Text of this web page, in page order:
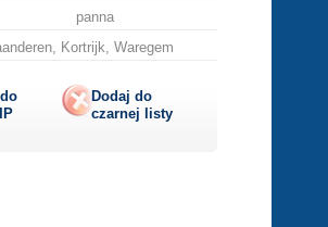
panna
Kortrijk, Waregem
Dodaj do
czarnej listy